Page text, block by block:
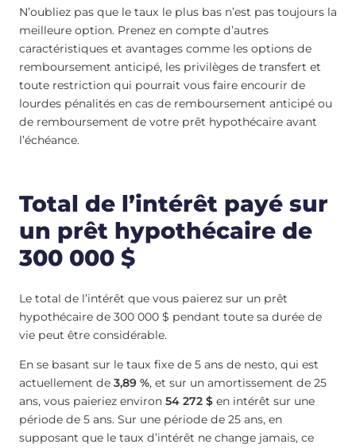
N’oubliez pas que le taux le plus bas n’est pas toujours la
meilleure option. Prenez en compte d’autres
caractéristiques et avantages comme les options de
remboursement anticipé, les privilèges de transfert et
toute restriction qui pourrait vous faire encourir de
lourdes pénalités en cas de remboursement anticipé ou
de remboursement de votre prêt hypothécaire avant
l’échéance.
Total de l’intérêt payé sur
un prêt hypothécaire de
300 000 $
Le total de l’intérêt que vous paierez sur un prêt
hypothécaire de 300 000 $ pendant toute sa durée de
vie peut être considérable.
En se basant sur le taux fixe de 5 ans de nesto, qui est
actuellement de 3,89 %, et sur un amortissement de 25
ans, vous paieriez environ 54 272 $ en intérêt sur une
période de 5 ans. Sur une période de 25 ans, en
supposant que le taux d’intérêt ne change jamais, ce